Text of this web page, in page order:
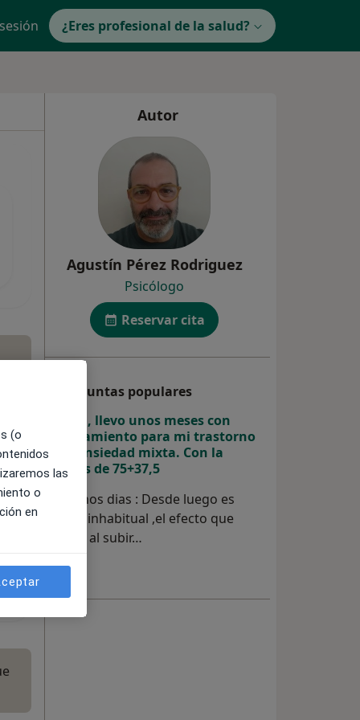
¿Eres profesional de la salud?
Autor
Agustín Pérez Rodriguez
Psicólogo
Reservar cita
Preguntas populares
Hola, llevo unos meses con
tratamiento para mi trastorno
de ansiedad mixta. Con la
dosis de 75+37,5
Buenos dias : Desde luego es
algo inhabitual ,el efecto que
nota al subir…
(o
las
o
en